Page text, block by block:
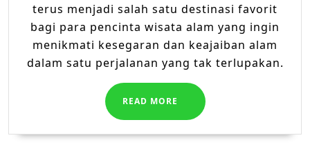
terus menjadi salah satu destinasi favorit
bagi para pencinta wisata alam yang ingin
menikmati kesegaran dan keajaiban alam
dalam satu perjalanan yang tak terlupakan.
READ MORE
READ
MORE